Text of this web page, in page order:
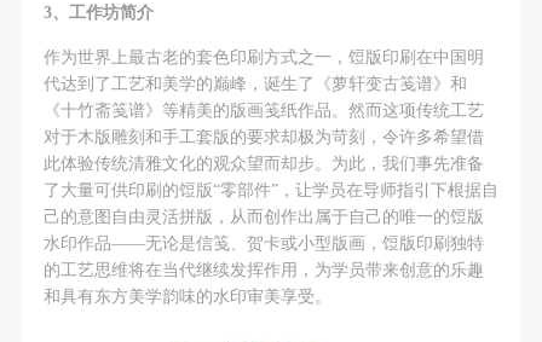
3、工作坊简介
作为世界上最古老的套色印刷方式之一，饾版印刷在中国明
代达到了工艺和美学的巅峰，诞生了《萝轩变古笺谱》和
《十竹斋笺谱》等精美的版画笺纸作品。然而这项传统工艺
对于木版雕刻和手工套版的要求却极为苛刻，令许多希望借
此体验传统清雅文化的观众望而却步。为此，我们事先准备
了大量可供印刷的饾版“零部件”，让学员在导师指引下根据自
己的意图自由灵活拼版，从而创作出属于自己的唯一的饾版
水印作品——无论是信笺、贺卡或小型版画，饾版印刷独特
的工艺思维将在当代继续发挥作用，为学员带来创意的乐趣
和具有东方美学韵味的水印审美享受。
文、组织规定进行协商和赔偿。并追究相应的法律责
任和经济责任。
第六条
参与活动者在参与活动时应当在美术馆工作人员及活
动导师、教师指导下进行，并正确的使用活动中所涉
及到的绘画工具、创作材料及配套设备、设施，若参
与者因个人原因在使用相应绘画工具、创作材料及配
套设备、设施造成个人受伤、伤害他人及造成相应工
具、材料、设备或设施的故障或损坏。参与活动者应
文、组织规定进行协商和赔偿。并追究相应的法律责
任和经济责任。
第六条
参与活动者在参与活动时应当在美术馆工作人员及活
动导师、教师指导下进行，并正确的使用活动中所涉
及到的绘画工具、创作材料及配套设备、设施，若参
与者因个人原因在使用相应绘画工具、创作材料及配
套设备、设施造成个人受伤、伤害他人及造成相应工
具、材料、设备或设施的故障或损坏。参与活动者应
文、组织规定进行协商和赔偿。并追究相应的法律责
任和经济责任。
第六条
参与活动者在参与活动时应当在美术馆工作人员及活
动导师、教师指导下进行，并正确的使用活动中所涉
及到的绘画工具、创作材料及配套设备、设施，若参
与者因个人原因在使用相应绘画工具、创作材料及配
套设备、设施造成个人受伤、伤害他人及造成相应工
具、材料、设备或设施的故障或损坏。参与活动者应